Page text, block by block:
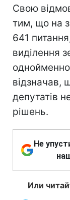
Свою
тим, що на
641
виділення
відзначав,
депутатів
рішень.
Не
Или